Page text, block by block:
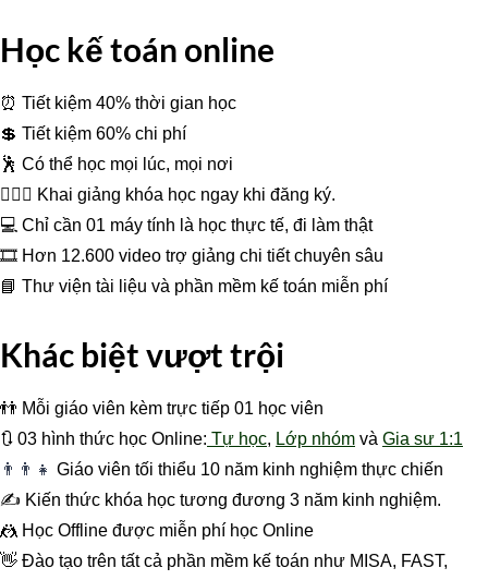
Học kế toán online
⏰ Tiết kiệm 40% thời gian học
💲 Tiết kiệm 60% chi phí
🕺 Có thể học mọi lúc, mọi nơi
👩‍❤️‍👩 Khai giảng khóa học ngay khi đăng ký.
💻 Chỉ cần 01 máy tính là học thực tế, đi làm thật
🎞 Hơn 12.600 video trợ giảng chi tiết chuyên sâu
📘 Thư viện tài liệu và phần mềm kế toán miễn phí
Khác biệt vượt trội
👬 Mỗi giáo viên kèm trực tiếp 01 học viên
🔃 03 hình thức học Online: Tự học, Lớp nhóm và Gia sư 1:1
👨‍👨‍👧 Giáo viên tối thiểu 10 năm kinh nghiệm thực chiến
✍️ Kiến thức khóa học tương đương 3 năm kinh nghiệm.
🤼 Học Offline được miễn phí học Online
👋 Đào tạo trên tất cả phần mềm kế toán như MISA, FAST,